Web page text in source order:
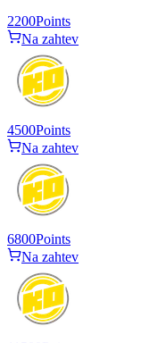
2200Points
Na zahtev
4500Points
Na zahtev
6800Points
Na zahtev